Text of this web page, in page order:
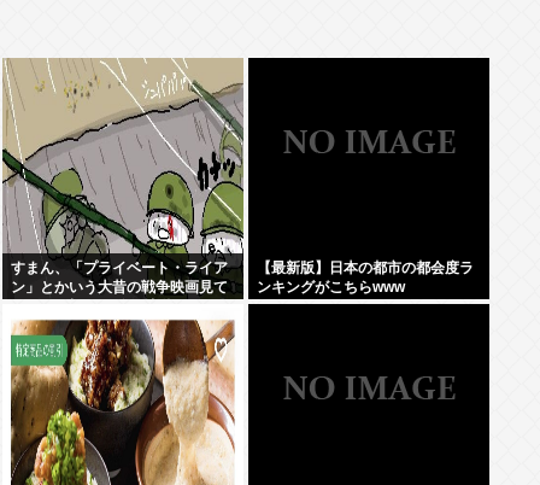
すまん、「プライベート・ライア
ン」とかいう大昔の戦争映画見て
が…これずっと続く感じ？
【最新版】日本の都市の都会度ラ
ンキングがこちらwww